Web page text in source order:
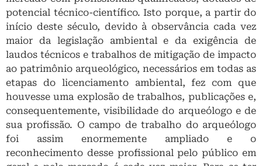
potencial técnico-científico. Isto porque, a partir do
início deste século, devido à observância cada vez
maior da legislação ambiental e da exigência de
laudos técnicos e trabalhos de mitigação de impacto
ao patrimônio arqueológico, necessários em todas as
etapas do licenciamento ambiental, fez com que
houvesse uma explosão de trabalhos, publicações e,
consequentemente, visibilidade do arqueólogo e de
sua profissão. O campo de trabalho do arqueólogo
foi assim enormemente ampliado e o
reconhecimento desse profissional pelo público em